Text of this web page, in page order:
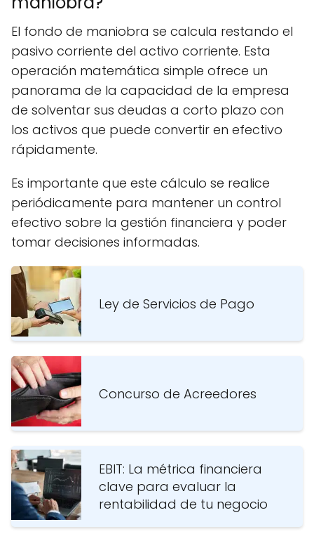
El fondo de maniobra se calcula restando el
pasivo corriente del activo corriente. Esta
operación matemática simple ofrece un
panorama de la capacidad de la empresa
de solventar sus deudas a corto plazo con
los activos que puede convertir en efectivo
rápidamente.
Es importante que este cálculo se realice
periódicamente para mantener un control
efectivo sobre la gestión financiera y poder
tomar decisiones informadas.
Ley de Servicios de Pago
Concurso de Acreedores
EBIT: La métrica financiera
clave para evaluar la
rentabilidad de tu negocio